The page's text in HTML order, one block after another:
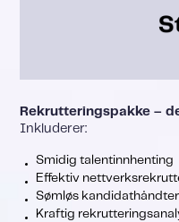
Rekrutteringspakke –
Inkluderer:
Smidig talentinnhenting
Effektiv
Sømløs
Kraftig